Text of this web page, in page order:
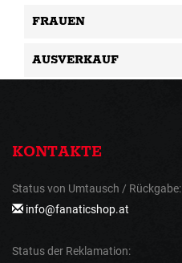
FRAUEN
AUSVERKAUF
KONTAKTE
Status von Umtausch / Rückgabe:
info@fanaticshop.at
Status der Reklamation: